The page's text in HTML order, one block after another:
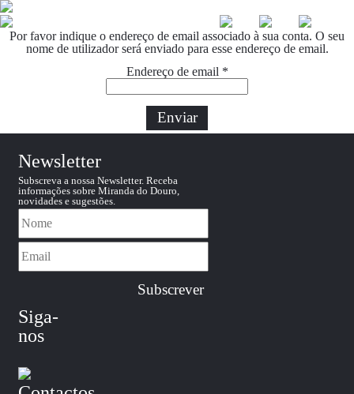
Por favor indique o endereço de email associado à sua conta. O seu
nome de utilizador será enviado para esse endereço de email.
Endereço de email*
Enviar
Newsletter
Subscreva a nossa Newsletter. Receba
informações sobre Miranda do Douro,
novidades e sugestões.
Siga-
nos